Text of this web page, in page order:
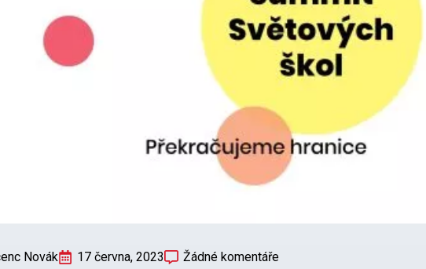
Novák 17 června, 2023 Žádné komentáře